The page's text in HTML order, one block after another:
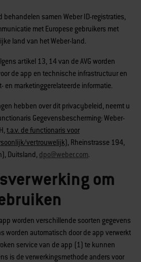
behandelen samen Weber ID-registraties,
met Europese gebruikers met
land van het Weber-land.
artikel 13, 14 van de AVG worden
de app en technische infrastructuur en
en marketinggerelateerde informatie.
hebben over dit privacybeleid, neemt u
Gegevensbescherming: Weber-
t.a.v. de functionaris voor
vertrouwelijk), Rheinstrasse 194,
Duitsland, dpo@weber.com.
om
worden verschillende soorten gegevens
worden automatisch door de app verwerkt
service van de app (1) te kunnen
is de verwerkingsmethode anders voor